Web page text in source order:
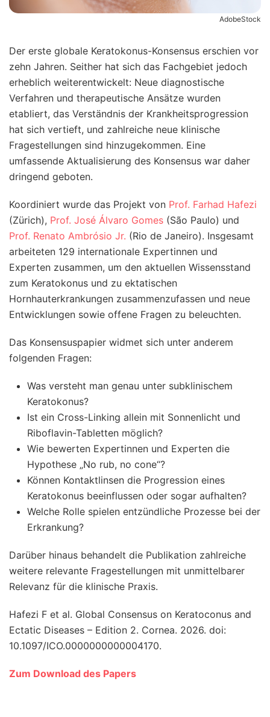
AdobeStock
Der erste globale Keratokonus-Konsensus erschien vor
zehn Jahren. Seither hat sich das Fachgebiet jedoch
erheblich weiterentwickelt: Neue diagnostische
Verfahren und therapeutische Ansätze wurden
etabliert, das Verständnis der Krankheitsprogression
hat sich vertieft, und zahlreiche neue klinische
Fragestellungen sind hinzugekommen. Eine
umfassende Aktualisierung des Konsensus war daher
dringend geboten.
Koordiniert wurde das Projekt von Prof. Farhad Hafezi
(Zürich), Prof. José Álvaro Gomes (São Paulo) und
Prof. Renato Ambrósio Jr. (Rio de Janeiro). Insgesamt
arbeiteten 129 internationale Expertinnen und
Experten zusammen, um den aktuellen Wissensstand
zum Keratokonus und zu ektatischen
Hornhauterkrankungen zusammenzufassen und neue
Entwicklungen sowie offene Fragen zu beleuchten.
Das Konsensuspapier widmet sich unter anderem
folgenden Fragen:
Was versteht man genau unter subklinischem
Keratokonus?
Ist ein Cross-Linking allein mit Sonnenlicht und
Riboflavin-Tabletten möglich?
Wie bewerten Expertinnen und Experten die
Hypothese „No rub, no cone“?
Können Kontaktlinsen die Progression eines
Keratokonus beeinflussen oder sogar aufhalten?
Welche Rolle spielen entzündliche Prozesse bei der
Erkrankung?
Darüber hinaus behandelt die Publikation zahlreiche
weitere relevante Fragestellungen mit unmittelbarer
Relevanz für die klinische Praxis.
Hafezi F et al. Global Consensus on Keratoconus and
Ectatic Diseases – Edition 2. Cornea. 2026. doi:
10.1097/ICO.0000000000004170.
Zum Download des Papers